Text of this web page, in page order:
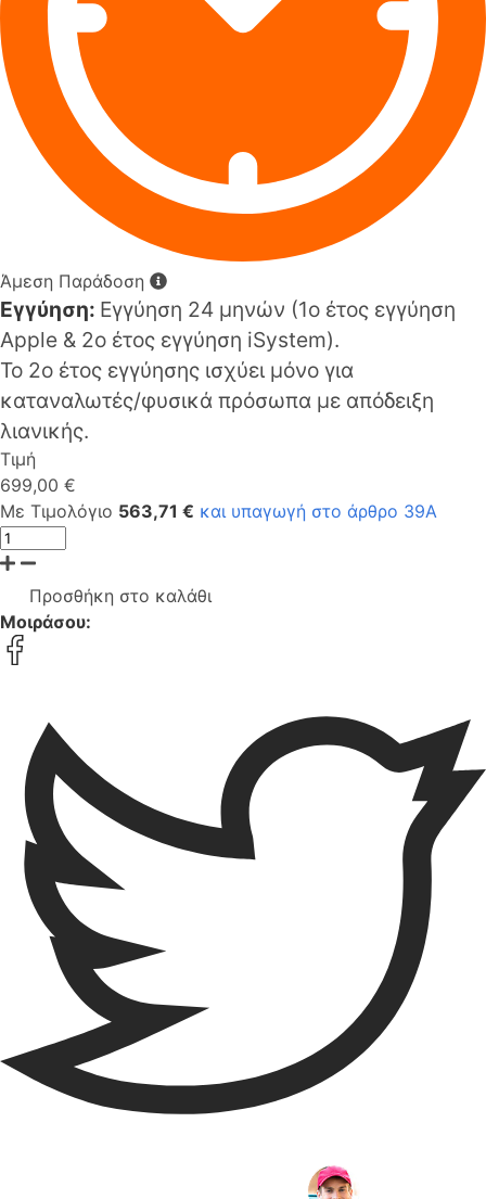
Άμεση Παράδοση
Εγγύηση: Εγγύηση 24 μηνών (1o έτος εγγύηση
Apple & 2ο έτος εγγύηση iSystem).
Το 2ο έτος εγγύησης ισχύει μόνο για
καταναλωτές/φυσικά πρόσωπα με απόδειξη
λιανικής.
Τιμή
699,00 €
Με Τιμολόγιο 563,71 € και υπαγωγή στο άρθρο 39Α
Προσθήκη στο καλάθι
Μοιράσου: